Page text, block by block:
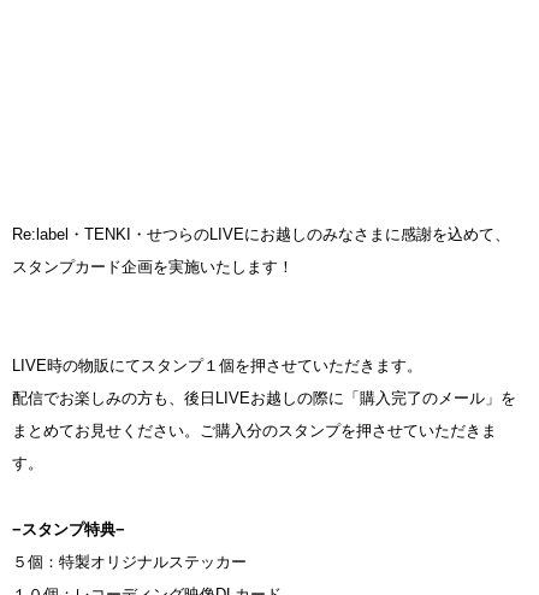
Re:label・TENKI・せつらのLIVEにお越しのみなさまに感謝を込めて、
スタンプカード企画を実施いたします！
LIVE時の物販にてスタンプ１個を押させていただきます。
配信でお楽しみの方も、後日LIVEお越しの際に「購入完了のメール」を
まとめてお見せください。ご購入分のスタンプを押させていただきま
す。
−スタンプ特典−
５個：特製オリジナルステッカー